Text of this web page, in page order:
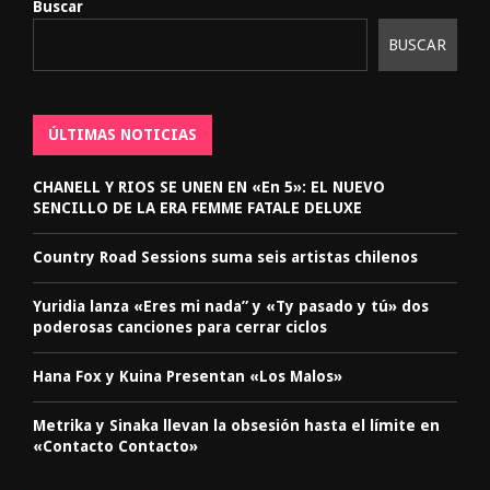
Buscar
BUSCAR
ÚLTIMAS NOTICIAS
CHANELL Y RIOS SE UNEN EN «En 5»: EL NUEVO
SENCILLO DE LA ERA FEMME FATALE DELUXE
Country Road Sessions suma seis artistas chilenos
Yuridia lanza «Eres mi nada” y «Ty pasado y tú» dos
poderosas canciones para cerrar ciclos
Hana Fox y Kuina Presentan «Los Malos»
Metrika y Sinaka llevan la obsesión hasta el límite en
«Contacto Contacto»